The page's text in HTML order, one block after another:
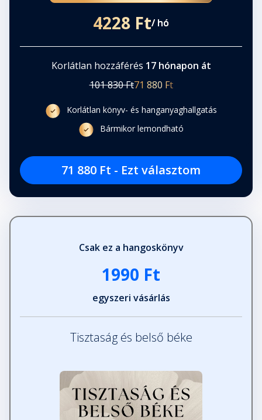
4228 Ft/ hó
Korlátlan hozzáférés 17 hónapon át
101 830 Ft71 880 Ft
Korlátlan könyv- és hanganyaghallgatás
Bármikor lemondható
71 880 Ft - Ezt választom
Csak ez a hangoskönyv
1990 Ft
egyszeri vásárlás
Tisztaság és belső béke